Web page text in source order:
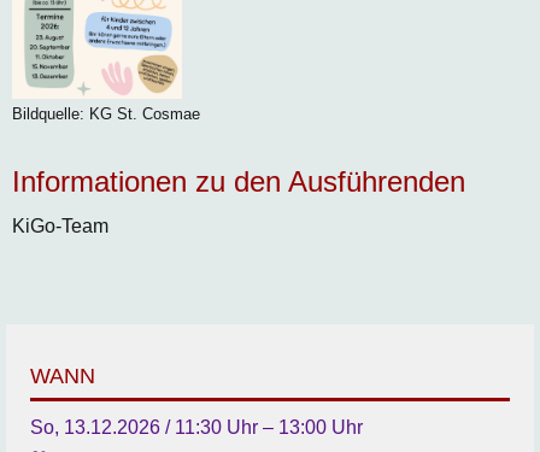
Bildquelle: KG St. Cosmae
Informationen zu den Ausführenden
KiGo-Team
WANN
So, 13.12.2026 / 11:30 Uhr – 13:00 Uhr